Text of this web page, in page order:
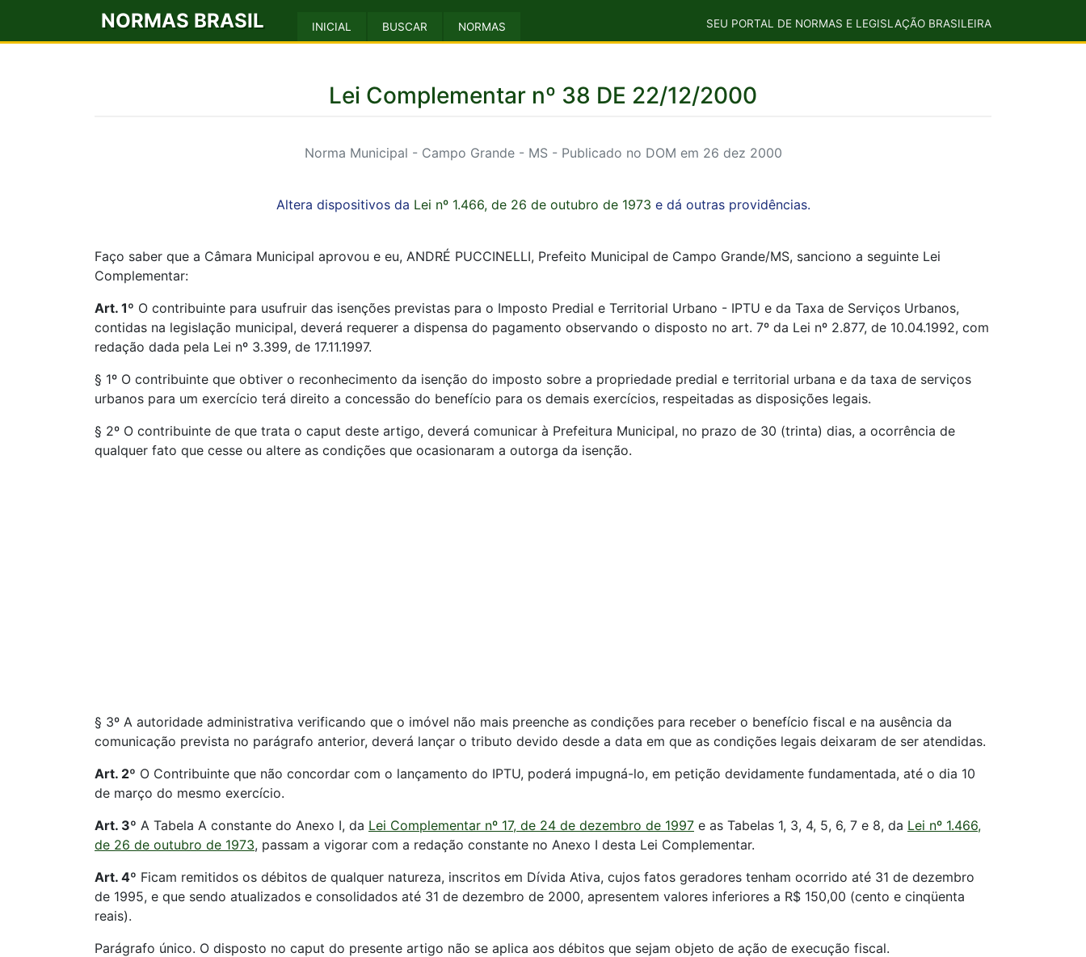
NORMAS BRASIL INICIAL BUSCAR NORMAS SEU PORTAL DE NORMAS E LEGISLAÇÃO BRASILEIRA
Lei Complementar nº 38 DE 22/12/2000
Norma Municipal - Campo Grande - MS - Publicado no DOM em 26 dez 2000
Altera dispositivos da Lei nº 1.466, de 26 de outubro de 1973 e dá outras providências.
Faço saber que a Câmara Municipal aprovou e eu, ANDRÉ PUCCINELLI, Prefeito Municipal de Campo Grande/MS, sanciono a seguinte Lei
Complementar:
Art. 1º O contribuinte para usufruir das isenções previstas para o Imposto Predial e Territorial Urbano - IPTU e da Taxa de Serviços Urbanos,
contidas na legislação municipal, deverá requerer a dispensa do pagamento observando o disposto no art. 7º da Lei nº 2.877, de 10.04.1992, com
redação dada pela Lei nº 3.399, de 17.11.1997.
§ 1º O contribuinte que obtiver o reconhecimento da isenção do imposto sobre a propriedade predial e territorial urbana e da taxa de serviços
urbanos para um exercício terá direito a concessão do benefício para os demais exercícios, respeitadas as disposições legais.
§ 2º O contribuinte de que trata o caput deste artigo, deverá comunicar à Prefeitura Municipal, no prazo de 30 (trinta) dias, a ocorrência de
qualquer fato que cesse ou altere as condições que ocasionaram a outorga da isenção.
§ 3º A autoridade administrativa verificando que o imóvel não mais preenche as condições para receber o benefício fiscal e na ausência da
comunicação prevista no parágrafo anterior, deverá lançar o tributo devido desde a data em que as condições legais deixaram de ser atendidas.
Art. 2º O Contribuinte que não concordar com o lançamento do IPTU, poderá impugná-lo, em petição devidamente fundamentada, até o dia 10
de março do mesmo exercício.
Art. 3º A Tabela A constante do Anexo I, da Lei Complementar nº 17, de 24 de dezembro de 1997 e as Tabelas 1, 3, 4, 5, 6, 7 e 8, da Lei nº 1.466,
de 26 de outubro de 1973, passam a vigorar com a redação constante no Anexo I desta Lei Complementar.
Art. 4º Ficam remitidos os débitos de qualquer natureza, inscritos em Dívida Ativa, cujos fatos geradores tenham ocorrido até 31 de dezembro
de 1995, e que sendo atualizados e consolidados até 31 de dezembro de 2000, apresentem valores inferiores a R$ 150,00 (cento e cinqüenta
reais).
Parágrafo único. O disposto no caput do presente artigo não se aplica aos débitos que sejam objeto de ação de execução fiscal.